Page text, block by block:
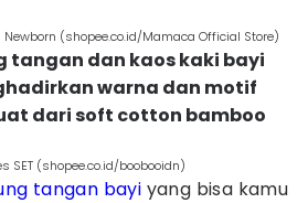
(shopee.co.id/Mamaca Official Store)
tangan dan kaos kaki bayi
warna dan motif
dari soft cotton bamboo
SET (shopee.co.id/boobooidn)
tangan bayi yang bisa kamu